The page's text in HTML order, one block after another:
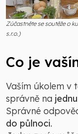
Zúčastněte se soutěže o
s.r.o.)
Co je
Vaším úkolem v
správně na
Správné
do půlnoci.